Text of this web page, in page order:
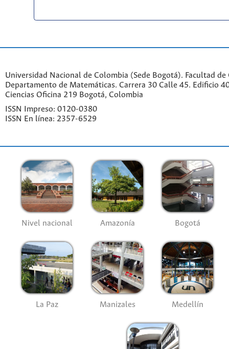
Universidad Nacional de Colombia (Sede Bogotá). Facultad de
Departamento de Matemáticas. Carrera 30 Calle 45. Edificio
Ciencias Oficina 219 Bogotá, Colombia
ISSN Impreso: 0120-0380
ISSN En línea: 2357-6529
Nivel nacional Amazonía Bogotá
La Paz Manizales Medellín